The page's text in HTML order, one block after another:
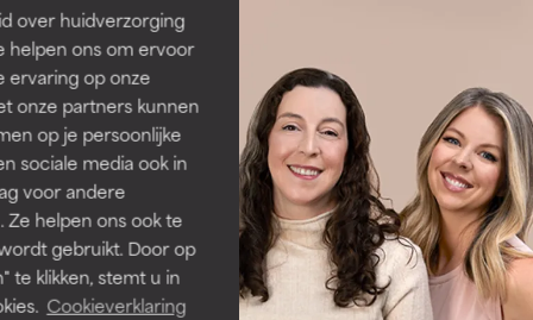
over huidverzorging
helpen ons om ervoor
ervaring op onze
onze partners kunnen
op je persoonlijke
sociale media ook in
voor andere
helpen ons ook te
gebruikt. Door op
te klikken, stemt u in
Cookieverklaring